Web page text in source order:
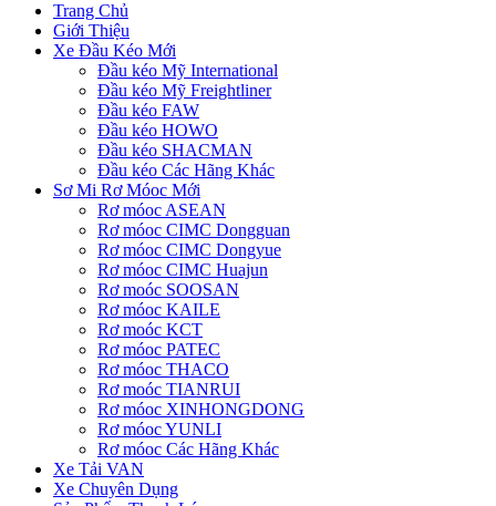
Trang Chủ
Giới Thiệu
Xe Đầu Kéo Mới
Đầu kéo Mỹ International
Đầu kéo Mỹ Freightliner
Đầu kéo FAW
Đầu kéo HOWO
Đầu kéo SHACMAN
Đầu kéo Các Hãng Khác
Sơ Mi Rơ Móoc Mới
Rơ móoc ASEAN
Rơ móoc CIMC Dongguan
Rơ móoc CIMC Dongyue
Rơ móoc CIMC Huajun
Rơ moóc SOOSAN
Rơ móoc KAILE
Rơ moóc KCT
Rơ móoc PATEC
Rơ móoc THACO
Rơ moóc TIANRUI
Rơ móoc XINHONGDONG
Rơ móoc YUNLI
Rơ móoc Các Hãng Khác
Xe Tải VAN
Xe Chuyên Dụng